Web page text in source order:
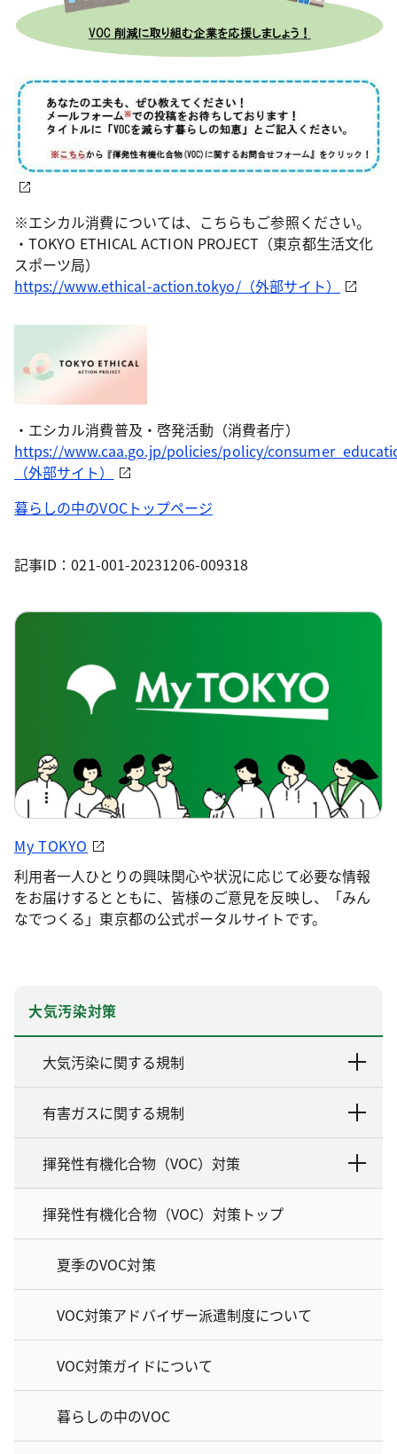
※エシカル消費については、こちらもご参照ください。
・TOKYO ETHICAL ACTION PROJECT（東京都生活文化
スポーツ局）
https://www.ethical-action.tokyo/（外部サイト）
・エシカル消費普及・啓発活動（消費者庁）
https://www.caa.go.jp/policies/policy/
（外部サイト）
暮らしの中のVOCトップページ
記事ID：021-001-20231206-009318
My TOKYO
利用者一人ひとりの興味関心や状況に応じて必要な情報
をお届けするとともに、皆様のご意見を反映し、「みん
なでつくる」東京都の公式ポータルサイトです。
大気汚染対策
大気汚染に関する規制
有害ガスに関する規制
揮発性有機化合物（VOC）対策
揮発性有機化合物（VOC）対策トップ
夏季のVOC対策
VOC対策アドバイザー派遣制度について
VOC対策ガイドについて
暮らしの中のVOC